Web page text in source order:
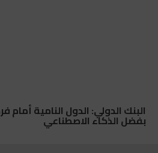
البنك الدولي: الدول النامية
بفضل الذكاء الاصطناعي